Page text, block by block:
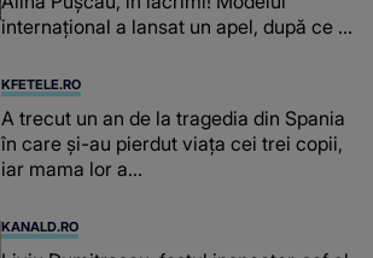
internațional a lansat un apel, după ce a
KFETELE.RO
A trecut un an de la tragedia din Spania
în care și-au pierdut viața cei trei copii,
iar mama lor a…
KANALD.RO